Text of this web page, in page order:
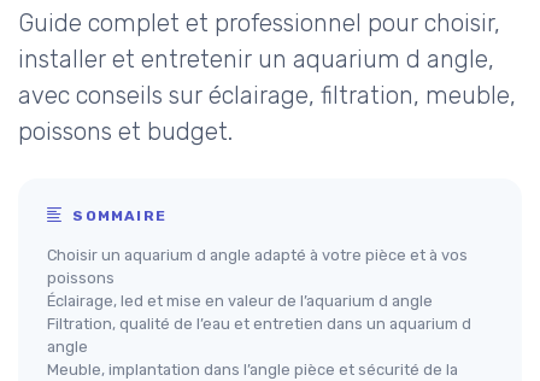
Guide complet et professionnel pour choisir,
installer et entretenir un aquarium d angle,
avec conseils sur éclairage, filtration, meuble,
poissons et budget.
SOMMAIRE
Choisir un aquarium d angle adapté à votre pièce et à vos
poissons
Éclairage, led et mise en valeur de l’aquarium d angle
Filtration, qualité de l’eau et entretien dans un aquarium d
angle
Meuble, implantation dans l’angle pièce et sécurité de la